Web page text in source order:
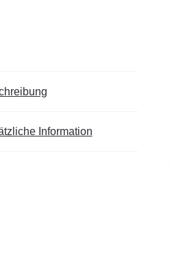
Information